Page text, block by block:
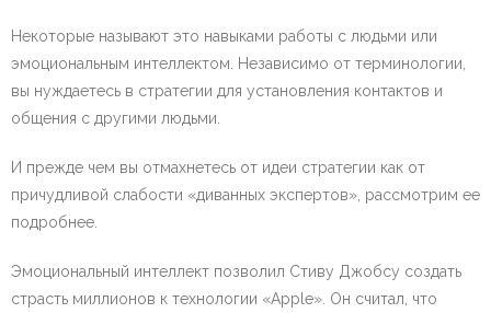
Некоторые называют это навыками работы с людьми или
эмоциональным интеллектом. Независимо от терминологии,
вы нуждаетесь в стратегии для установления контактов и
общения с другими людьми.
И прежде чем вы отмахнетесь от идеи стратегии как от
причудливой слабости «диванных экспертов», рассмотрим ее
подробнее.
Эмоциональный интеллект позволил Стиву Джобсу создать
страсть миллионов к технологии «Apple». Он считал, что